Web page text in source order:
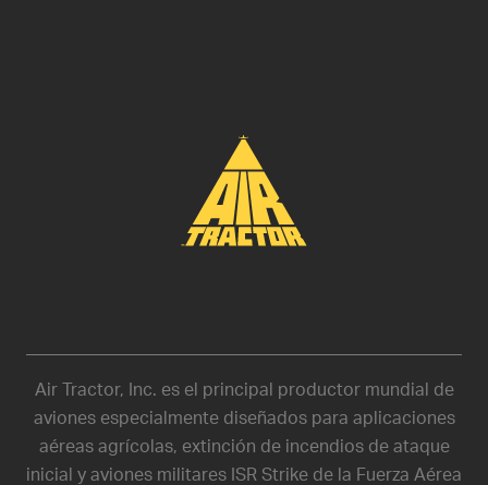
Air Tractor, Inc. es el principal productor mundial de
aviones especialmente diseñados para aplicaciones
aéreas agrícolas, extinción de incendios de ataque
inicial y aviones militares ISR Strike de la Fuerza Aérea